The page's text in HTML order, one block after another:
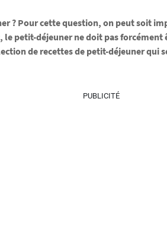
? Pour cette question, on peut soit
petit-déjeuner ne doit pas
de recettes de petit-déjeuner qui
PUBLICITÉ